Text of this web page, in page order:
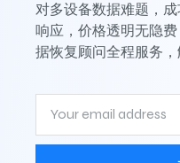
对多设备数据难题，成
响应，价格透明无隐
据恢复顾问全程服务，